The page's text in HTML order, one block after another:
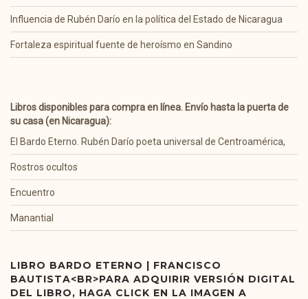
Influencia de Rubén Darío en la política del Estado de Nicaragua
Fortaleza espiritual fuente de heroísmo en Sandino
Libros disponibles para compra en línea. Envío hasta la puerta de
su casa (en Nicaragua):
El Bardo Eterno. Rubén Darío poeta universal de Centroamérica,
Rostros ocultos
Encuentro
Manantial
LIBRO BARDO ETERNO | FRANCISCO
BAUTISTA<BR>PARA ADQUIRIR VERSIÓN DIGITAL
DEL LIBRO, HAGA CLICK EN LA IMAGEN A